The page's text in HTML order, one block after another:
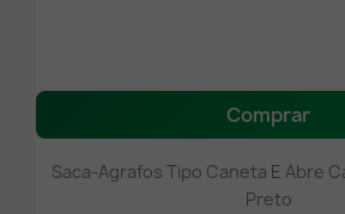
Comprar
Saca-Agrafos Tipo Caneta E Abre
Preto